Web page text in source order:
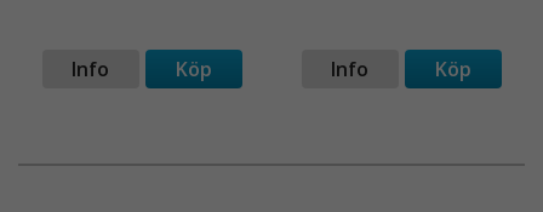
Info Köp Info Köp